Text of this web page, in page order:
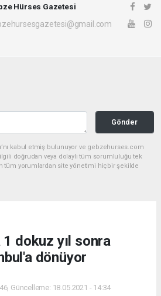
Hürses Gazetesi
Gönder
kabul etmiş bulunuyor ve gebzehurses.com
doğrudan veya dolaylı tüm sorumluluğu tek
tüm yorumlardan site yönetimi hiçbir şekilde
dokuz yıl sonra
dönüyor
Güncelleme: 18.05.2021 - 14:34